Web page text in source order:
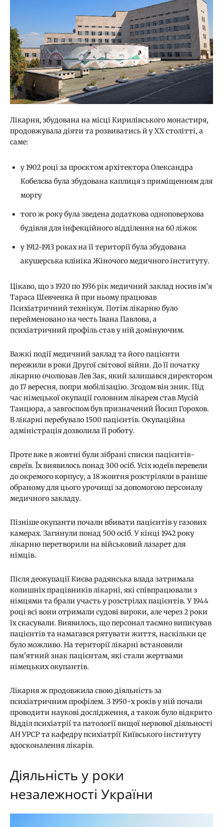
Лікарня, збудована на місці Кирилівського монастиря,
продовжувала діяти та розвиватись й у ХХ столітті, а
саме:
у 1902 році за проєктом архітектора Олександра
Кобелєва була збудована каплиця з приміщенням для
моргу
того ж року була зведена додаткова одноповерхова
будівля для інфекційного відділення на 60 ліжок
у 1912-1913 роках на її території була збудована
акушерська клініка Жіночого медичного інституту.
Цікаво, що з 1920 по 1936 рік медичний заклад носив ім’я
Тараса Шевченка й при ньому працював
Психіатричний технікум. Потім лікарню було
перейменовано на честь Івана Павлова, а
психіатричний профіль став у ній домінуючим.
Важкі події медичний заклад та його пацієнти
пережили в роки Другої світової війни. До її початку
лікарню очолював Лев Зак, який залишався директором
до 17 вересня, попри мобілізацію. Згодом він зник. Під
час німецької окупації головним лікарем став Мусій
Танцюра, а завгоспом був призначений Йосип Горохов.
В лікарні перебувало 1500 пацієнтів. Окупаційна
адміністрація дозволила її роботу.
Проте вже в жовтні були зібрані списки пацієнтів-
євреїв. Їх виявилось понад 300 осіб. Усіх юдеїв перевели
до окремого корпусу, а 18 жовтня розстріляли в раніше
обраному для цього урочищі за допомогою персоналу
медичного закладу.
Пізніше окупанти почали вбивати пацієнтів у газових
камерах. Загинули понад 500 осіб. У кінці 1942 року
лікарню перетворили на військовий лазарет для
німців.
Після деокупації Києва радянська влада затримала
колишніх працівників лікарні, які співпрацювали з
німцями та брали участь у розстрілах пацієнтів. У 1944
році всі вони отримали судові вироки, але через 2 роки
їх скасували. Виявилось, що персонал таємно виписував
пацієнтів та намагався рятувати життя, наскільки це
було можливо. На території лікарні встановили
пам’ятний знак пацієнтам, які стали жертвами
німецьких окупантів.
Лікарня ж продовжила свою діяльність за
психіатричним профілем. З 1950-х років у ній почали
проводити наукові дослідження, а також було відкрито
Відділ психіатрії та патології вищої нервової діяльності
АН УРСР та кафедру психіатрії Київського інституту
вдосконалення лікарів.
Діяльність у роки
незалежності України